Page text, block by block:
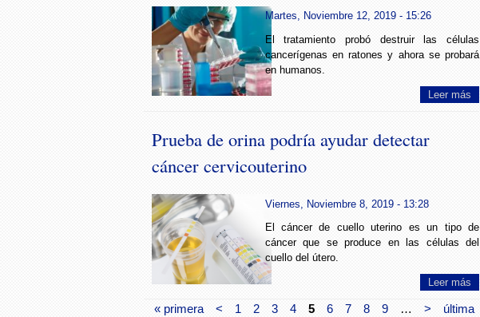
Martes, Noviembre 12, 2019 - 15:26
El tratamiento probó destruir las células
cancerígenas en ratones y ahora se probará
en humanos.
Leer más
Prueba de orina podría ayudar detectar
cáncer cervicouterino
Viernes, Noviembre 8, 2019 - 13:28
El cáncer de cuello uterino es un tipo de
cáncer que se produce en las células del
cuello del útero.
Leer más
« primera < 1 2 3 4 5 6 7 8 9 > última